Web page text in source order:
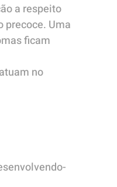
a respeito
precoce. Uma
ficam
no